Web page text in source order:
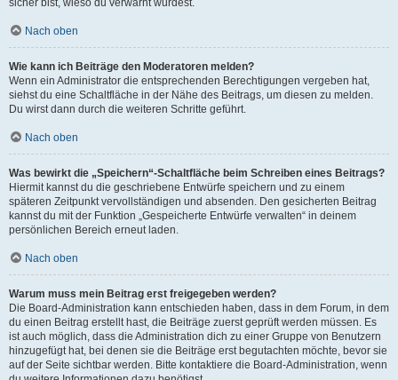
sicher bist, wieso du verwarnt wurdest.
Nach oben
Wie kann ich Beiträge den Moderatoren melden?
Wenn ein Administrator die entsprechenden Berechtigungen vergeben hat,
siehst du eine Schaltfläche in der Nähe des Beitrags, um diesen zu melden.
Du wirst dann durch die weiteren Schritte geführt.
Nach oben
Was bewirkt die „Speichern“-Schaltfläche beim Schreiben eines Beitrags?
Hiermit kannst du die geschriebene Entwürfe speichern und zu einem
späteren Zeitpunkt vervollständigen und absenden. Den gesicherten Beitrag
kannst du mit der Funktion „Gespeicherte Entwürfe verwalten“ in deinem
persönlichen Bereich erneut laden.
Nach oben
Warum muss mein Beitrag erst freigegeben werden?
Die Board-Administration kann entschieden haben, dass in dem Forum, in dem
du einen Beitrag erstellt hast, die Beiträge zuerst geprüft werden müssen. Es
ist auch möglich, dass die Administration dich zu einer Gruppe von Benutzern
hinzugefügt hat, bei denen sie die Beiträge erst begutachten möchte, bevor sie
auf der Seite sichtbar werden. Bitte kontaktiere die Board-Administration, wenn